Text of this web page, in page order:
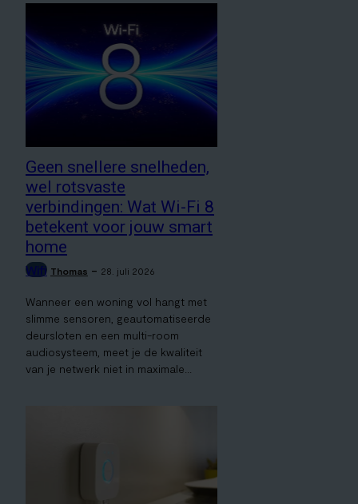
Geen snellere snelheden,
wel rotsvaste
verbindingen: Wat Wi-Fi 8
betekent voor jouw smart
home
Wifi Thomas - 28. juli 2026
Wanneer een woning vol hangt met
slimme sensoren, geautomatiseerde
deursloten en een multi-room
audiosysteem, meet je de kwaliteit
van je netwerk niet in maximale...